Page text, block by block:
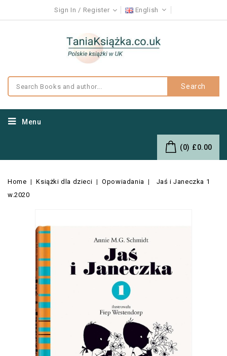
Sign In Register English
Search
Menu
(0) £0.00
Home Książki dla dzieci Opowiadania
Jaś i Janeczka 1
w.2020